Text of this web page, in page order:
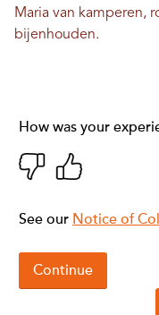
Maria van kamperen,
bijenhouden.